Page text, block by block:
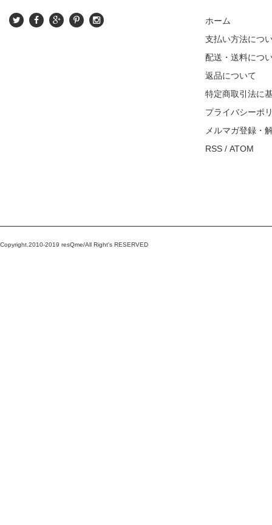
ホーム
支払い方法につ
配送・送料につ
返品について
特定商取引法に
プライバシーポ
メルマガ登録・
RSS / ATOM
Copyright.2010-2019 resQme/All Right's RESERVED